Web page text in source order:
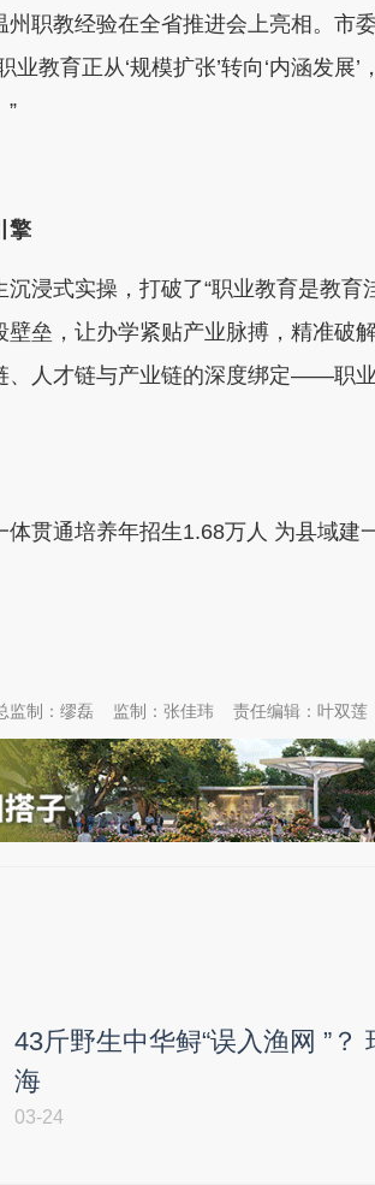
州职教经验在全省推进会上亮相。市
业教育正从‘规模扩张’转向‘内涵发展
”
擎
式实操，打破了“职业教育是教育
垒，让办学紧贴产业脉搏，精准破
、人才链与产业链的深度绑定——职
体贯通培养年招生1.68万人 为县域建
责任编辑：叶双莲
监制：张佳玮
监制：缪磊
43斤野生中华鲟“误入渔网 ”
海
03-24